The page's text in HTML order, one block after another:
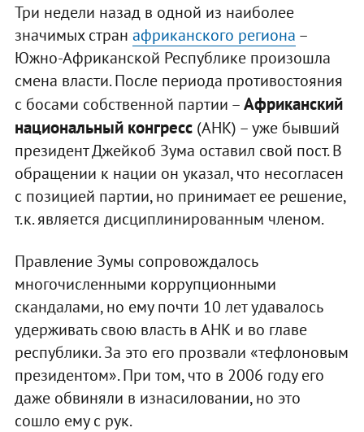
Три недели назад в одной из наиболее
значимых стран африканского региона –
Южно-Африканской Республике произошла
смена власти. После периода противостояния
с босами собственной партии –Африканский
национальный конгресс(АНК) – уже бывший
президент Джейкоб Зума оставил свой пост. В
обращении к нации он указал, что несогласен
с позицией партии, но принимает ее решение,
т.к. является дисциплинированным членом.
Правление Зумы сопровождалось
многочисленными коррупционными
скандалами, но ему почти 10 лет удавалось
удерживать свою власть в АНК и во главе
республики. За это его прозвали «тефлоновым
президентом». При том, что в 2006 году его
даже обвиняли в изнасиловании, но это
сошло ему с рук.